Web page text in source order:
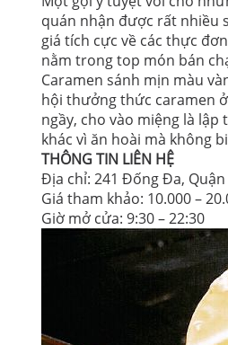
quán nhận được rất nhiều
giá tích cực về các thực
nằm trong top món bán
Caramen sánh mịn màu
hội thưởng thức caramen
ngầy, cho vào miệng là
khác vì ăn hoài mà không
THÔNG TIN LIÊN HỆ
Địa chỉ: 241 Đống Đa,
Giá tham khảo: 10.000 –
Giờ mở cửa: 9:30 – 22:30